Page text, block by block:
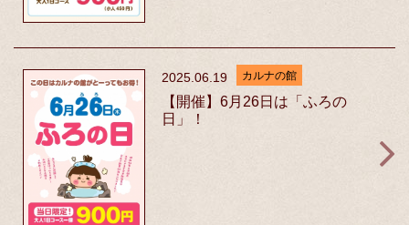
2025.06.19 カルナの館
【開催】6月26日は「ふろの
日」！